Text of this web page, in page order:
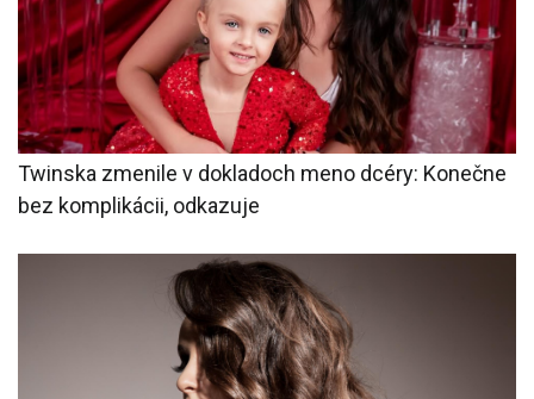
Twinska zmenile v dokladoch meno dcéry: Konečne
bez komplikácii, odkazuje